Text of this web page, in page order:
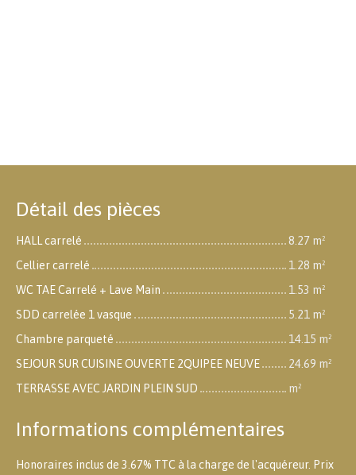
Détail des pièces
HALL carrelé
8.27 m²
Cellier carrelé
1.28 m²
WC TAE Carrelé + Lave Main
1.53 m²
SDD carrelée 1 vasque
5.21 m²
Chambre parqueté
14.15 m²
SEJOUR SUR CUISINE OUVERTE 2QUIPEE NEUVE
24.69 m²
TERRASSE AVEC JARDIN PLEIN SUD
m²
Informations complémentaires
Honoraires inclus de 3.67% TTC à la charge de l'acquéreur. Prix